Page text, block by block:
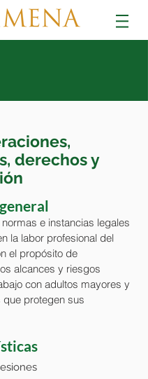
derechos y
e instancias legales
la labor profesional del
el propósito de
alcances y riesgos
con adultos mayores y
que protegen sus